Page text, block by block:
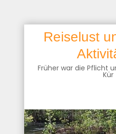
Reiselust
Früher war die Pflicht
Kür